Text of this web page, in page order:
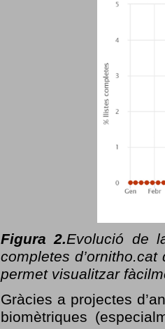
Figura 2.Evolució de
completes
permet visualitzar
Gràcies a projectes
biomètriques